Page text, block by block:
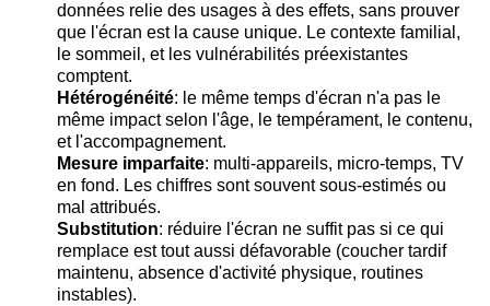
données relie des usages à des effets, sans prouver
que l'écran est la cause unique. Le contexte familial,
le sommeil, et les vulnérabilités préexistantes
comptent.
Hétérogénéité: le même temps d'écran n'a pas le
même impact selon l'âge, le tempérament, le contenu,
et l'accompagnement.
Mesure imparfaite: multi-appareils, micro-temps, TV
en fond. Les chiffres sont souvent sous-estimés ou
mal attribués.
Substitution: réduire l'écran ne suffit pas si ce qui
remplace est tout aussi défavorable (coucher tardif
maintenu, absence d'activité physique, routines
instables).